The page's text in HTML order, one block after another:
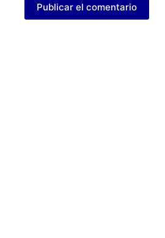
Publicar el comentario